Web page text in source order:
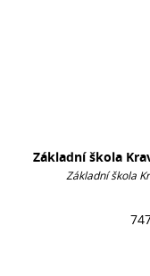
Základní škola
Základní škola